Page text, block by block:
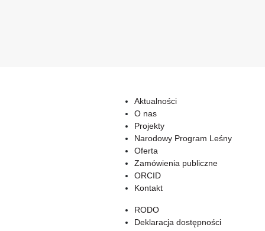
Aktualności
O nas
Projekty
Narodowy Program Leśny
Oferta
Zamówienia publiczne
ORCID
Kontakt
RODO
Deklaracja dostępności